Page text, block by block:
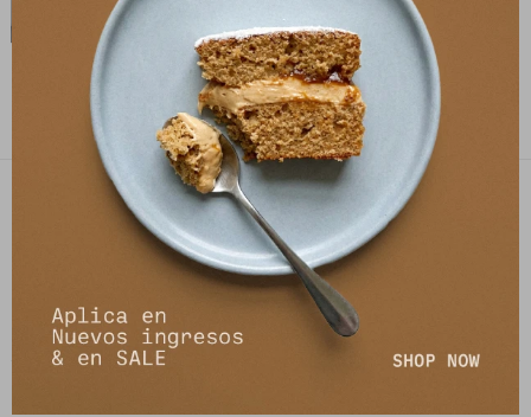
Top Lily - Azul Lurex
PETRA STORE
27141061 - 099 747 832
21 de setiembre 2895, Montevideo
shop@petrastore.com.uy
De lunes a sábados de 11 a 20hs